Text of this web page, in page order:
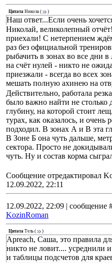
Цитата Никола ( )
Наш ответ...Если очень
Николай, великолепный
приехали! С нетерпением
раз без официальной
рыбачить в зонах во все дни
на счёт нулей - никто не
приезжали - всегда во всех
мешать полную ахинею на
Действительно, работала
было важно найти не
глубину, на которой стоит
турах, как оказалось, и очень
подходил. В зонах А и В эта
В Зоне Б она чуть дальше,
сектора. Просто не
чуть. Ну и состав корма
Сообщение отредактировал
12.09.2022, 22:11
12.09.2022, 22:09 | сообщение
KozinRoman
Цитата Тель ( )
Apreach, Саша, это правила
никто не ловит.... усреднили
и таблицы подсчетов для